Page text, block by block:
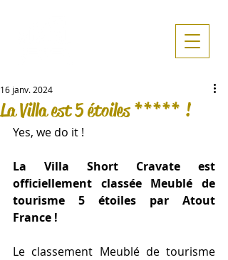
La Villa est 5 étoiles ***** !
16 janv. 2024
Yes, we do it !
La Villa Short Cravate est
officiellement classée Meublé de
tourisme 5 étoiles par Atout
France !
Le classement Meublé de tourisme